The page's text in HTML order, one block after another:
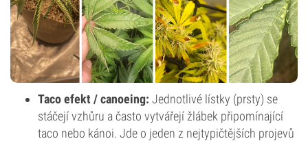
Taco efekt / canoeing: Jednotlivé lístky (prsty) se
stáčejí vzhůru a často vytvářejí žlábek připomínající
taco nebo kánoi. Jde o jeden z nejtypičtějších projevů